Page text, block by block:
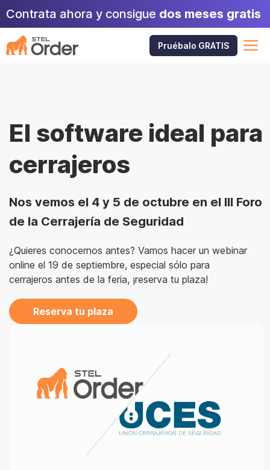
Saltar
contenido
Contrata ahora y consigue dos meses gratis
Pruébalo GRATIS
El software ideal para
cerrajeros
Nos vemos el 4 y 5 de octubre en el III Foro
de la Cerrajería de Seguridad
¿Quieres conocernos antes? Vamos hacer un webinar
online el 19 de septiembre, especial sólo para
cerrajeros antes de la feria, ¡reserva tu plaza!
Reserva tu plaza